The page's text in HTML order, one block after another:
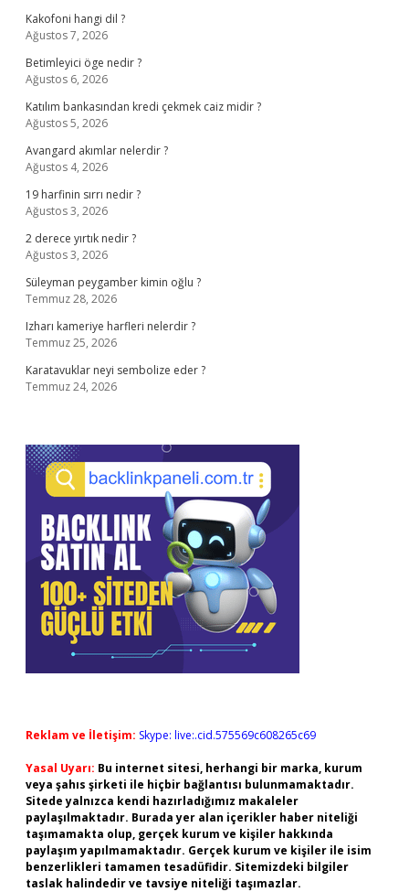
Kakofoni hangi dil ?
Ağustos 7, 2026
Betimleyici öge nedir ?
Ağustos 6, 2026
Katılım bankasından kredi çekmek caiz midir ?
Ağustos 5, 2026
Avangard akımlar nelerdir ?
Ağustos 4, 2026
19 harfinin sırrı nedir ?
Ağustos 3, 2026
2 derece yırtık nedir ?
Ağustos 3, 2026
Süleyman peygamber kimin oğlu ?
Temmuz 28, 2026
Izharı kameriye harfleri nelerdir ?
Temmuz 25, 2026
Karatavuklar neyi sembolize eder ?
Temmuz 24, 2026
Reklam ve İletişim: Skype: live:.cid.575569c608265c69
Yasal Uyarı: Bu internet sitesi, herhangi bir marka, kurum
veya şahıs şirketi ile hiçbir bağlantısı bulunmamaktadır.
Sitede yalnızca kendi hazırladığımız makaleler
paylaşılmaktadır. Burada yer alan içerikler haber niteliği
taşımamakta olup, gerçek kurum ve kişiler hakkında
paylaşım yapılmamaktadır. Gerçek kurum ve kişiler ile isim
benzerlikleri tamamen tesadüfidir. Sitemizdeki bilgiler
taslak halindedir ve tavsiye niteliği taşımazlar.